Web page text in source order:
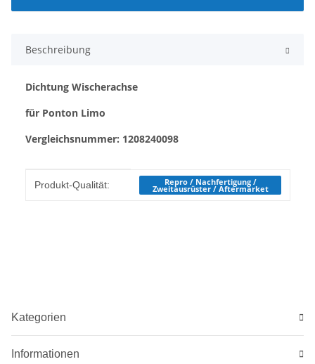
Beschreibung
Dichtung Wischerachse
für Ponton Limo
Vergleichsnummer: 1208240098
Produkteigenschaft
Wert
Produkt-Qualität: Repro / Nachfertigung /
Zweitausrüster / Aftermarket
Kategorien
Informationen